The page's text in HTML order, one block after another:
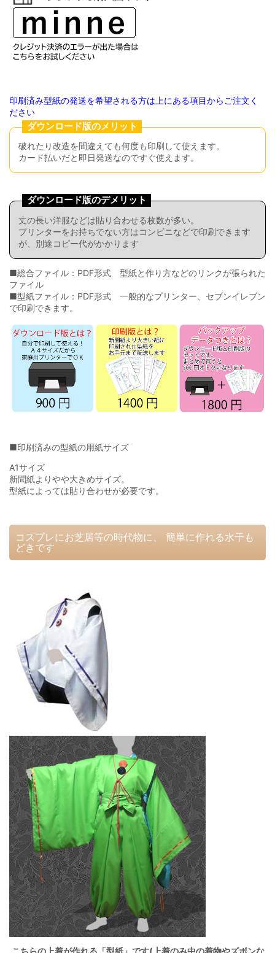
印刷済み型紙の発送を希望される方は上にある項目からご注文く
ださい
ダウンロード版のメリット
破れたり改造を間違えても何度も印刷して使えます。
カード払いだと即日発送なのですぐ使えます。
ダウンロード版のデメリット
丈の長い洋服などは貼り合わせる枚数が多い。
プリンターをお持ちでない方はコンビニなどで印刷できます
が、別途コピー代がかかります
■総合ファイル：PDF形式 型紙と作り方などのリンクが張られた
ファイル
■型紙ファイル：PDF形式 一般的なプリンター、セブンイレブン
で印刷できます。
■印刷済みの型紙の用紙サイズ
A1サイズ
新聞紙よりやや大きめサイズ。
型紙によっては貼り合わせが必要です。
コスプレにお芝居等の時代物に、 簡単に作れる水干も
どきです